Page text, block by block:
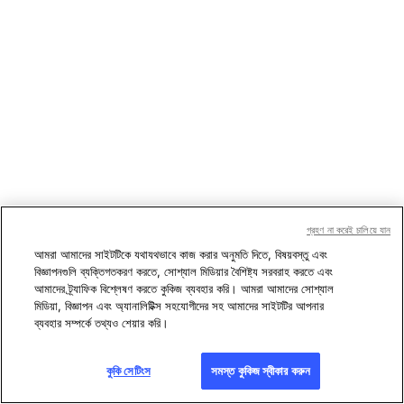
আমরা আমাদের সাইটটিকে যথাযথভাবে কাজ করার অনুমতি দিতে, বিষয়বস্তু এবং
বিজ্ঞাপনগুলি ব্যক্তিগতকরণ করতে, সোশ্যাল মিডিয়ার বৈশিষ্ট্য সরবরাহ করতে এবং
আমাদের ট্র্যাফিক বিশ্লেষণ করতে কুকিজ ব্যবহার করি। আমরা আমাদের সোশ্যাল
মিডিয়া, বিজ্ঞাপন এবং অ্যানালিটিক্স সহযোগীদের সহ আমাদের সাইটটির আপনার
ব্যবহার সম্পর্কে তথ্যও শেয়ার করি।
কুকি সেটিংস সমস্ত কুকিজ স্বীকার করুন
গ্রহণ না করেই চালিয়ে যান